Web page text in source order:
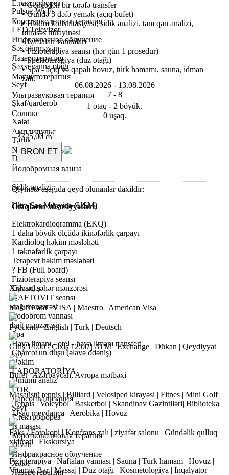
Pulsuz Wi-Fi
LED Televizor
Səs ötürməyən
Şəxsi vanna otağı
Seyf
Şkaf/qarderob
Xələt
Tərlik
Dəsmallar
Електрофорез
Коротковолновая терапия
Инфракрасное облучение
Лазеротерапия
Магнитотерапия
Ультразвуковая терапия
Солюкс
Амплипульс
Naftalan vannası
Йодобромная ванна
Sidik analizi
Ultra Səs Müayinə (USM)
Elektrokardioqramma (EKQ)
Kardioloq həkim məsləhəti
Terapevt həkim məsləhəti
Fizioterapiya seansı
NAFTOVIT seansı
Yodobrom vannası
Spa
Charcot'un duşu (əlavə ödəniş)
LABORATORİYA
LOR
Seyf
İş masası
Divan
Xələt
• Gəncədən bir tərəfə transfer
• Gündə 3 dəfə yemək (açıq bufet)
• Həkim konsultasiyası, sidik analizi, tam qan analizi,
ultrasəs müayinəsi
• Naftalan vannaları
• Fizioterapiya seansı (hər gün 1 prosedur)
• Speleoterapiya (duz otağı)
• Spa - açıq və qapalı hovuz, türk hamamı, sauna, idman
zalı.
06.08.2026 - 13.08.2026
7 - 8
1 otaq - 2 böyük.
0 uşaq.
3325,00 ₼
BRON ET
Qiymətə aşağıda qeyd olunanlar daxildir:
Otaqların xüsusiyyətləri:
1 daha böyük ölçüdə ikinəfərlik çarpayı
1 təknəfərlik çarpayı
? FB (Full board)
Eyvan, şəhər mənzərəsi
dağ mənzərəsi
bağ mənzərəsi
Hava limanı - otel - hava limanı transferi
Həkim
Ümumi analiz
Дарсонвализация
Електрофорез
Коротковолновая терапия
Инфракрасное облучение
Лазеротерапия
Xidmətlər
MasterCard | VISA | Maestro | American Visa
Русский | English | Turk | Deutsch
Giriş 14:00 / Çıxış 12:00 | ATM | Exchange | Dükan | Qeydiyyat
24/7
Bufet | Azərbaycan, Avropa mətbəxi
Masaüstü tennis | Billiard | Velosiped kirayəsi | Fitnes | Mini Golf
| Tennis | Voleybol | Basketbol | Skandinav Gəzintiləri| Biblioteka
| Uşaq meydança | Aerobika | Hovuz
Faks / Fotokopi | Konfrans zalı | ziyafət salonu | Gündəlik qulluq
xidməti | Ekskursiya
Fizioterapiya | Naftalan vannası | Sauna | Turk hamam | Hovuz |
Vitamin Bar | Massaj | Duz otağı | Kosmetologiya | Inqalyator |